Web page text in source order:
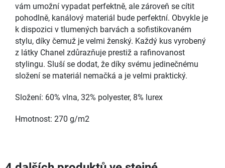
vám umožní vypadat perfektně, ale zároveň se cítit
pohodlně, kanálový materiál bude perfektní. Obvykle je
k dispozici v tlumených barvách a sofistikovaném
stylu, díky čemuž je velmi ženský. Každý kus vyrobený
z látky Chanel zdůrazňuje prestiž a rafinovanost
stylingu. Sluší se dodat, že díky svému jedinečnému
složení se materiál nemačká a je velmi praktický.
Složení: 60% vlna, 32% polyester, 8% lurex
Hmotnost: 270 g/m2